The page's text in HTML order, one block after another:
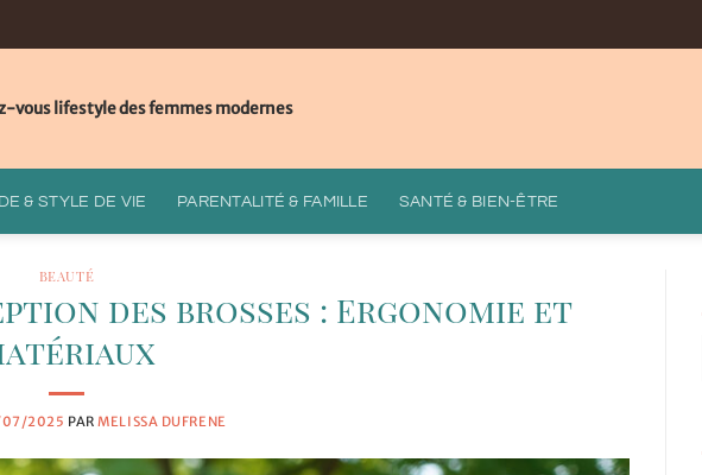
vous lifestyle des femmes modernes
& STYLE DE VIE PARENTALITÉ & FAMILLE SANTÉ & BIEN-ÊTRE
BEAUTÉ
des brosses : Ergonomie et
07/2025 PARMELISSA DUFRENE